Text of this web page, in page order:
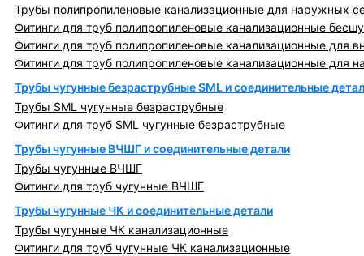
Трубы полипропиленовые канализационные для наружных
Фитинги для труб полипропиленовые канализационные
Фитинги для труб полипропиленовые канализационные для
Фитинги для труб полипропиленовые канализационные для
Трубы чугунные безраструбные SML и соединительные
Трубы SML чугунные безраструбные
Фитинги для труб SML чугунные безраструбные
Трубы чугунные ВЧШГ и соединительные детали
Трубы чугунные ВЧШГ
Фитинги для труб чугунные ВЧШГ
Трубы чугунные ЧК и соединительные детали
Трубы чугунные ЧК канализационные
Фитинги для труб чугунные ЧК канализационные